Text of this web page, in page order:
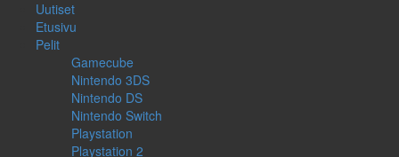
Uutiset
Etusivu
Pelit
Gamecube
Nintendo 3DS
Nintendo DS
Nintendo Switch
Playstation
Playstation 2